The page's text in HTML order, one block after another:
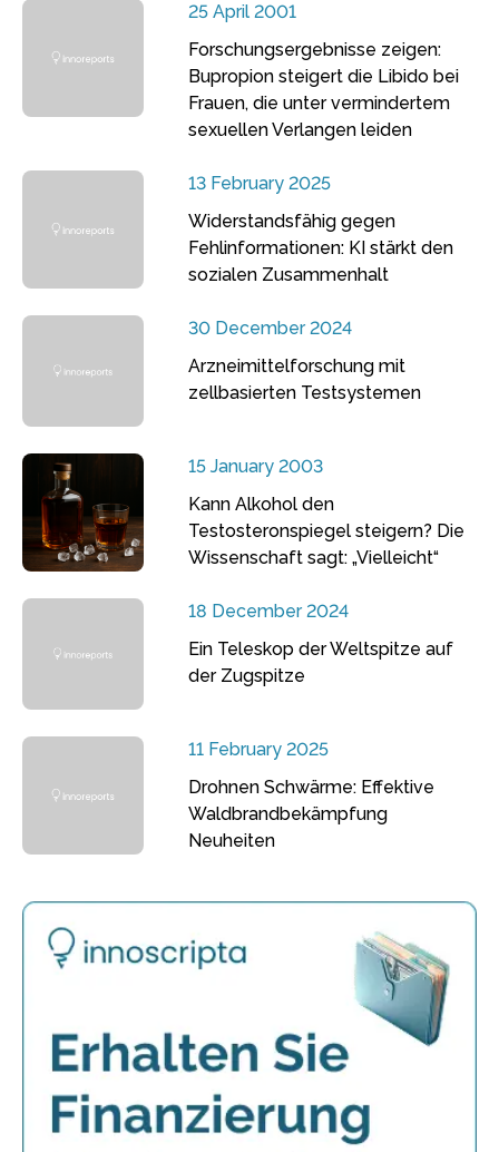
25 April 2001
Forschungsergebnisse zeigen:
Bupropion steigert die Libido bei
Frauen, die unter vermindertem
sexuellen Verlangen leiden
13 February 2025
Widerstandsfähig gegen
Fehlinformationen: KI stärkt den
sozialen Zusammenhalt
30 December 2024
Arzneimittelforschung mit
zellbasierten Testsystemen
15 January 2003
Kann Alkohol den
Testosteronspiegel steigern? Die
Wissenschaft sagt: „Vielleicht“
18 December 2024
Ein Teleskop der Weltspitze auf
der Zugspitze
11 February 2025
Drohnen Schwärme: Effektive
Waldbrandbekämpfung
Neuheiten